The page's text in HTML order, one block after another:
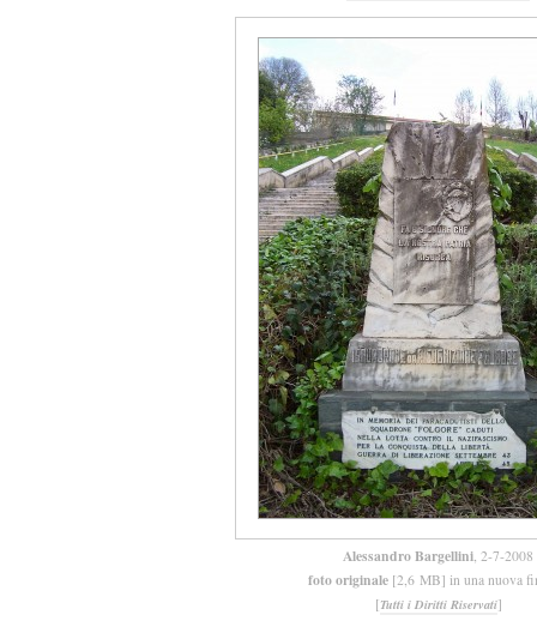
Alessandro Bargellini , 2-7-2008
foto originale [2,6 MB] in una nuova
[Tutti i Diritti Riservati]